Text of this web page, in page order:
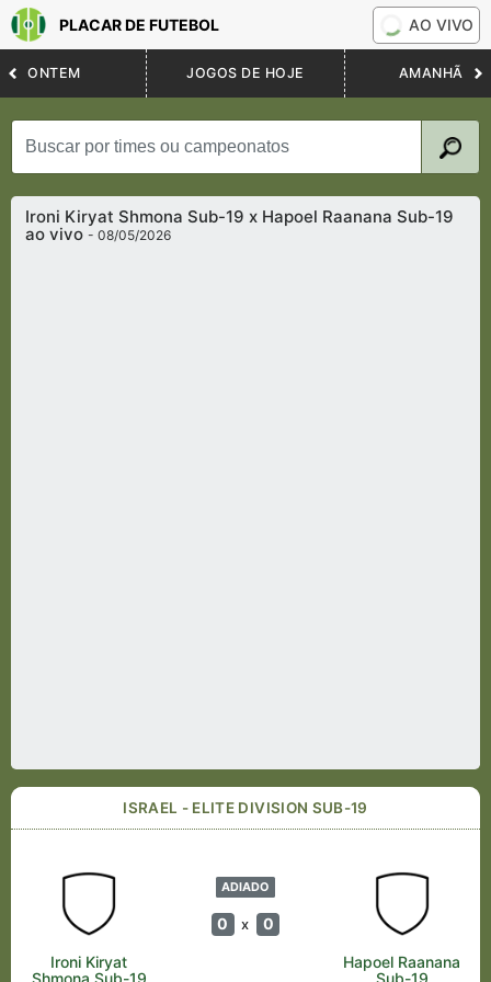
PLACAR DE FUTEBOL AO VIVO
ONTEM JOGOS DE HOJE AMANHÃ
Ironi Kiryat Shmona Sub-19 x Hapoel Raanana Sub-19
ao vivo- 08/05/2026
ISRAEL - ELITE DIVISION SUB-19
ADIADO
0 x 0
Ironi Kiryat
Shmona Sub-19
Hapoel Raanana
Sub-19